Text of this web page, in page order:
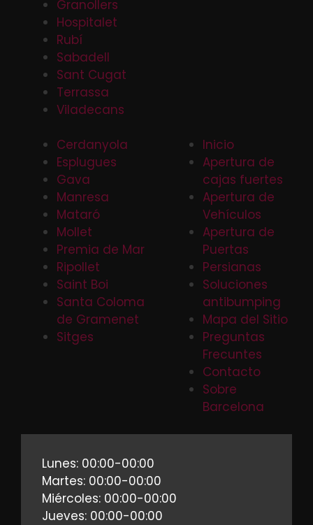
Granollers
Hospitalet
Rubí
Sabadell
Sant Cugat
Terrassa
Viladecans
Cerdanyola
Esplugues
Gava
Manresa
Mataró
Mollet
Premia de Mar
Ripollet
Saint Boi
Santa Coloma
de Gramenet
Sitges
Inicio
Apertura de
cajas fuertes
Apertura de
Vehículos
Apertura de
Puertas
Persianas
Soluciones
antibumping
Mapa del Sitio
Preguntas
Frecuntes
Contacto
Sobre
Barcelona
Lunes: 00:00-00:00
Martes: 00:00-00:00
Miércoles: 00:00-00:00
Jueves: 00:00-00:00